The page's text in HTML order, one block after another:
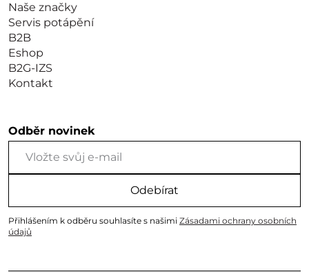
Naše značky
Servis potápění
B2B
Eshop
B2G-IZS
Kontakt
Odběr novinek
Odebírat
Přihlášením k odběru souhlasíte s našimi Zásadami ochrany osobních
údajů